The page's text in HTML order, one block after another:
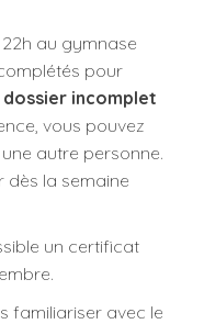
au gymnase
pour
dossier incomplet
vous pouvez
autre personne.
dès la semaine
un certificat
familiariser avec le